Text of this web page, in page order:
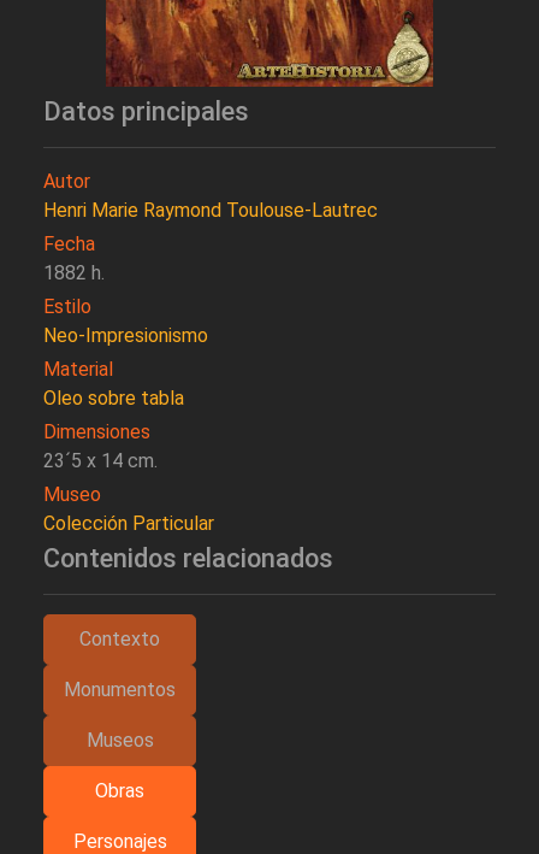
Datos principales
Autor
Henri Marie Raymond Toulouse-Lautrec
Fecha
1882 h.
Estilo
Neo-Impresionismo
Material
Oleo sobre tabla
Dimensiones
23´5 x 14 cm.
Museo
Colección Particular
Contenidos relacionados
Contexto
Monumentos
Museos
Obras
Personajes